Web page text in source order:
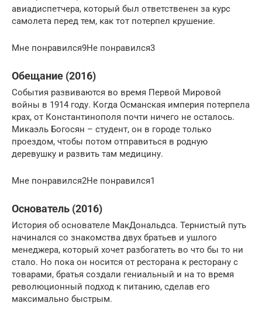
авиадиспетчера, который был ответственен за курс
самолета перед тем, как тот потерпел крушение.
Мне понравился9Не понравился3
Обещание (2016)
События развиваются во время Первой Мировой
войны в 1914 году. Когда Османская империя потерпела
крах, от Константинополя почти ничего не осталось.
Микаэль Богосян – студент, он в городе только
проездом, чтобы потом отправиться в родную
деревушку и развить там медицину.
Мне понравился2Не понравился1
Основатель (2016)
История об основателе МакДональдса. Тернистый путь
начинался со знакомства двух братьев и ушлого
менеджера, который хочет разбогатеть во что бы то ни
стало. Но пока он носится от ресторана к ресторану с
товарами, братья создали гениальный и на то время
революционный подход к питанию, сделав его
максимально быстрым.